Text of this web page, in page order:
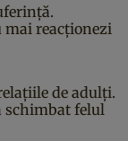
mai reacționezi
de adulți.
schimbat felul